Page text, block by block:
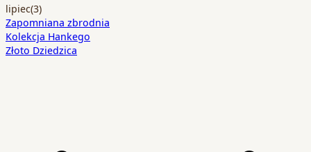
lipiec(3)
Zapomniana zbrodnia
Kolekcja Hankego
Złoto Dziedzica